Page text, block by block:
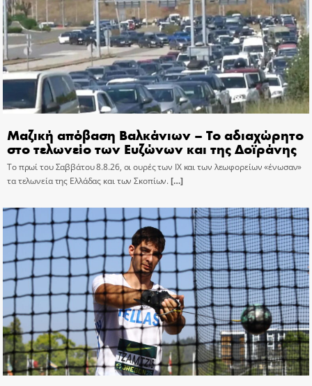
Μαζική απόβαση Βαλκάνιων – Το αδιαχώρητο
στο τελωνείο των Ευζώνων και της Δοϊράνης
Το πρωί του Σαββάτου 8.8.26, οι ουρές των ΙΧ και των λεωφορείων «ένωσαν»
τα τελωνεία της Ελλάδας και των Σκοπίων.[…]